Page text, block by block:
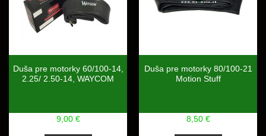
Duša pre motorky 60/100-14,
2.25/ 2.50-14, WAYCOM
9,00 €
Duša pre motorky 80/100-21
Motion Stuff
8,50 €